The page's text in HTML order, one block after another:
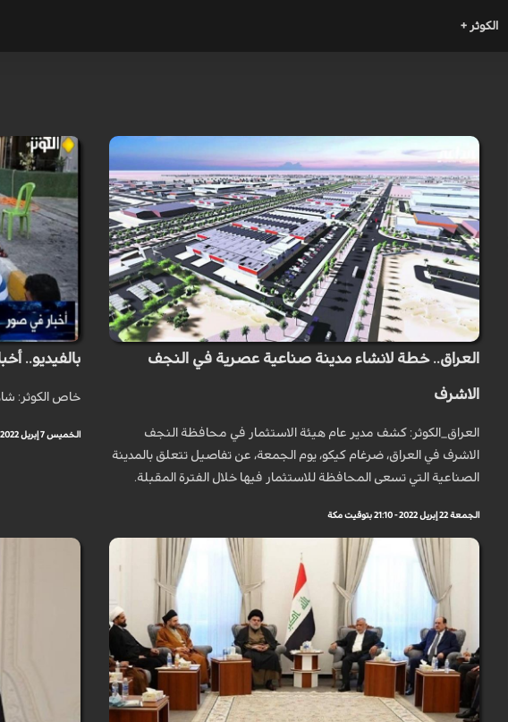
الكوثر +
العراق.. خطة لانشاء مدينة صناعية عصرية في النجف
الاشرف
العراق_الكوثر: كشف مدير عام هيئة الاستثمار في محافظة النجف
الاشرف في العراق، ضرغام كيكو، يوم الجمعة، عن تفاصيل تتعلق بالمدينة
الصناعية التي تسعى المحافظة للاستثمار فيها خلال الفترة المقبلة.
الجمعة 22 إبريل 2022 - 21:10 بتوقيت مكة
بالفيديو.. أخبار
خاص الكوثر:
الخميس 7 إبريل 2022 - 12:51 بتوقيت مكة